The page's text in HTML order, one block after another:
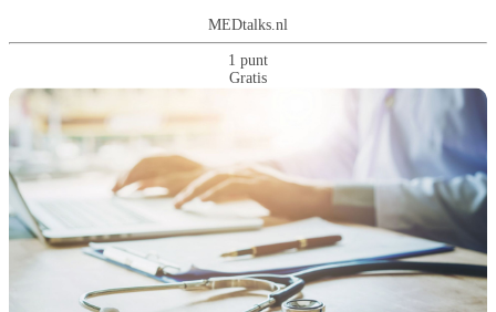
MEDtalks.nl
1 punt
Gratis